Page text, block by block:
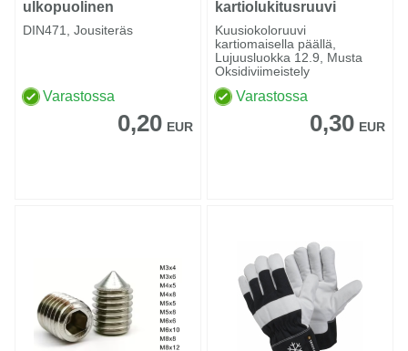
ulkopuolinen
DIN471, Jousiteräs
Varastossa
0,20 EUR
kartiolukitusruuvi
Kuusiokoloruuvi
kartiomaisella päällä,
Lujuusluokka 12.9, Musta
Oksidiviimeistely
Varastossa
0,30 EUR